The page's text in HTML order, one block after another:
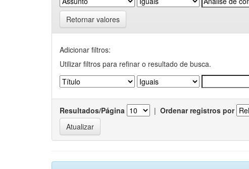
Retornar valores
Adicionar filtros:
Utilizar filtros para refinar o resultado de busca.
Resultados/Página | Ordenar registros por